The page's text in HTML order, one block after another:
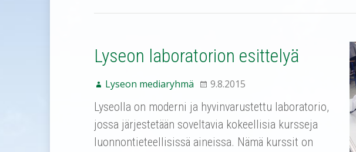
Lyseon laboratorion esittelyä
Lyseon mediaryhmä 9.8.2015
Lyseolla on moderni ja hyvinvarustettu laboratorio,
jossa järjestetään soveltavia kokeellisia kursseja
luonnontieteellisissä aineissa. Nämä kurssit on